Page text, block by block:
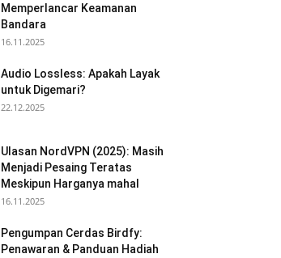
Memperlancar Keamanan
Bandara
16.11.2025
Audio Lossless: Apakah Layak
untuk Digemari?
22.12.2025
Ulasan NordVPN (2025): Masih
Menjadi Pesaing Teratas
Meskipun Harganya mahal
16.11.2025
Pengumpan Cerdas Birdfy:
Penawaran & Panduan Hadiah